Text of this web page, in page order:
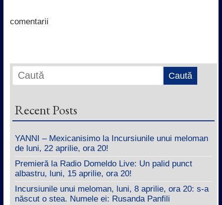
k
p
comentarii
Recent Posts
YANNI – Mexicanisimo la Incursiunile unui meloman
de luni, 22 aprilie, ora 20!
Premieră la Radio Domeldo Live: Un palid punct
albastru, luni, 15 aprilie, ora 20!
Incursiunile unui meloman, luni, 8 aprilie, ora 20: s-a
născut o stea. Numele ei: Rusanda Panfili